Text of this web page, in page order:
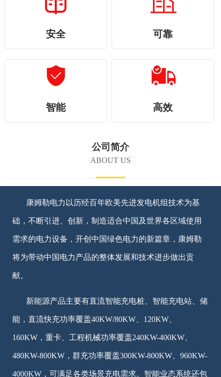
安全 可靠
智能 高效
公司简介
ABOUT US
康姆勒电力以历经百年欧美先进发电机组技术为基
础，不断引进、创新，制造适合中国及世界各区域使用
需求的电力设备，开创中国绿色电力的新篇章，康姆勒
将为带动中国电力产品的整体发展和技术进步做出贡
献。
新能源产品主要有直流智能充电桩、智能充电站、储
能，直流快充功率覆盖40KW/80KW、120KW、
160KW，重卡、工程机械功率覆盖240KW-400KW、
480KW-800KW，群充功率覆盖300KW-800KW、960KW-
4000KW，可满足各类场景充电需求。智能业态系统还包